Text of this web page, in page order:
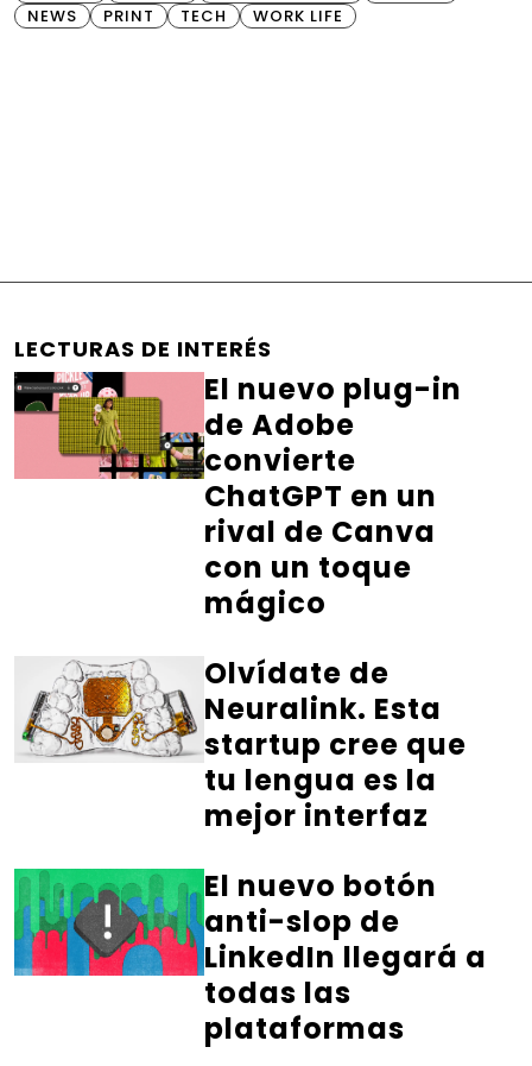
NEWS
PRINT TECH WORK LIFE
LECTURAS DE INTERÉS
El nuevo plug-in
de Adobe
convierte
ChatGPT en un
rival de Canva
con un toque
mágico
Olvídate de
Neuralink. Esta
startup cree que
tu lengua es la
mejor interfaz
El nuevo botón
anti-slop de
LinkedIn llegará a
todas las
plataformas